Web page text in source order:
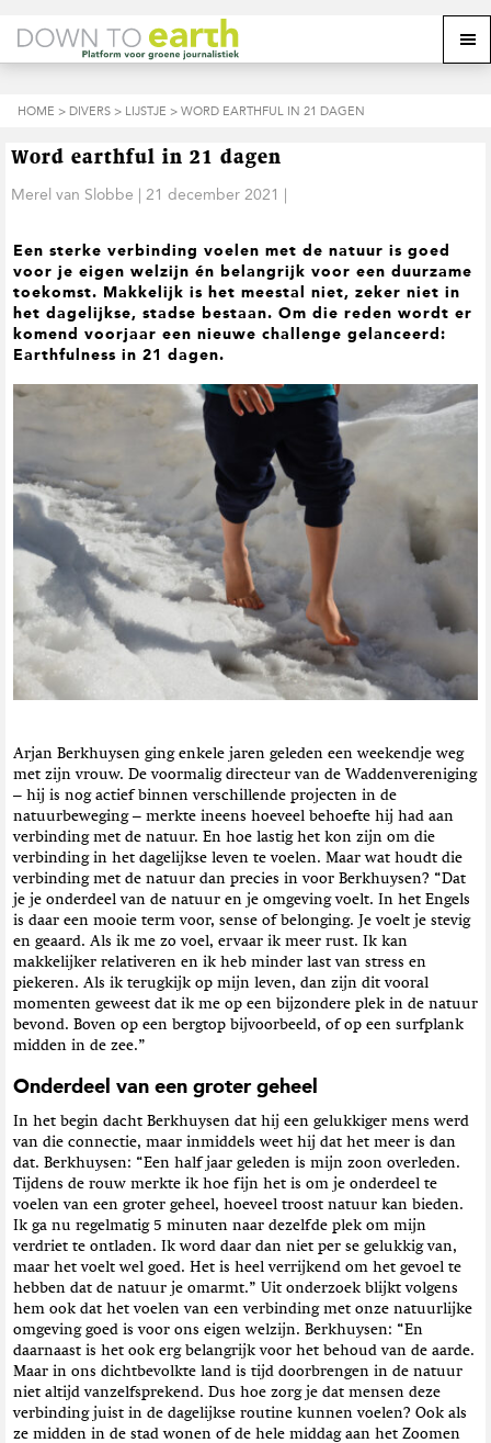
p
r
n
n
a
e
h
o
o
f
d
a
a
t
e
o
o
n
a
d
o
o
f
d
i
n
o
p
r
n
n
a
e
v
o
e
t
t
k
M
HOME > DIVERS > LIJSTJE > WORD EARTHFUL IN 21 DAGEN
Word earthful in 21 dagen
Merel van Slobbe | 21 december 2021 |
Een sterke verbinding voelen met de natuur is goed
voor je eigen welzijn én belangrijk voor een duurzame
toekomst. Makkelijk is het meestal niet, zeker niet in
het dagelijkse, stadse bestaan. Om die reden wordt er
komend voorjaar een nieuwe challenge gelanceerd:
Earthfulness in 21 dagen.
Arjan Berkhuysen ging enkele jaren geleden een weekendje weg
met zijn vrouw. De voormalig directeur van de Waddenvereniging
– hij is nog actief binnen verschillende projecten in de
natuurbeweging – merkte ineens hoeveel behoefte hij had aan
verbinding met de natuur. En hoe lastig het kon zijn om die
verbinding in het dagelijkse leven te voelen. Maar wat houdt die
verbinding met de natuur dan precies in voor Berkhuysen? “Dat
je je onderdeel van de natuur en je omgeving voelt. In het Engels
is daar een mooie term voor, sense of belonging. Je voelt je stevig
en geaard. Als ik me zo voel, ervaar ik meer rust. Ik kan
makkelijker relativeren en ik heb minder last van stress en
piekeren. Als ik terugkijk op mijn leven, dan zijn dit vooral
momenten geweest dat ik me op een bijzondere plek in de natuur
bevond. Boven op een bergtop bijvoorbeeld, of op een surfplank
midden in de zee.”
Onderdeel van een groter geheel
In het begin dacht Berkhuysen dat hij een gelukkiger mens werd
van die connectie, maar inmiddels weet hij dat het meer is dan
dat. Berkhuysen: “Een half jaar geleden is mijn zoon overleden.
Tijdens de rouw merkte ik hoe fijn het is om je onderdeel te
voelen van een groter geheel, hoeveel troost natuur kan bieden.
Ik ga nu regelmatig 5 minuten naar dezelfde plek om mijn
verdriet te ontladen. Ik word daar dan niet per se gelukkig van,
maar het voelt wel goed. Het is heel verrijkend om het gevoel te
hebben dat de natuur je omarmt.” Uit onderzoek blijkt volgens
hem ook dat het voelen van een verbinding met onze natuurlijke
omgeving goed is voor ons eigen welzijn. Berkhuysen: “En
daarnaast is het ook erg belangrijk voor het behoud van de aarde.
Maar in ons dichtbevolkte land is tijd doorbrengen in de natuur
niet altijd vanzelfsprekend. Dus hoe zorg je dat mensen deze
verbinding juist in de dagelijkse routine kunnen voelen? Ook als
ze midden in de stad wonen of de hele middag aan het Zoomen